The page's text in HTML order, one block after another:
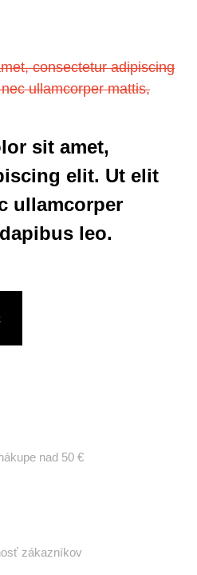
consectetur adipiscing
ullamcorper mattis,
sit amet,
elit. Ut elit
ullamcorper
leo.
nad 50 €
zákazníkov